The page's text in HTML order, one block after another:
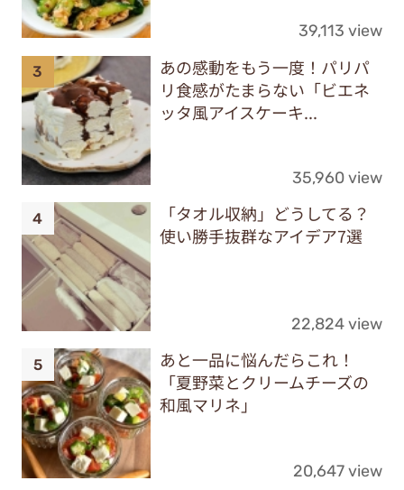
39,113 view
あの感動をもう一度！パリパ
リ食感がたまらない「ビエネ
ッタ風アイスケーキ...
35,960 view
「タオル収納」どうしてる？
使い勝手抜群なアイデア7選
22,824 view
あと一品に悩んだらこれ！
「夏野菜とクリームチーズの
和風マリネ」
20,647 view